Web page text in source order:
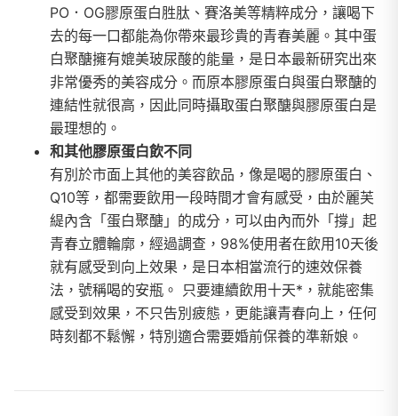
PO．OG膠原蛋白胜肽、賽洛美等精粹成分，讓喝下
去的每一口都能為你帶來最珍貴的青春美麗。其中蛋
白聚醣擁有媲美玻尿酸的能量，是日本最新研究出來
非常優秀的美容成分。而原本膠原蛋白與蛋白聚醣的
連結性就很高，因此同時攝取蛋白聚醣與膠原蛋白是
最理想的。
和其他膠原蛋白飲不同
有別於市面上其他的美容飲品，像是喝的膠原蛋白、
Q10等，都需要飲用一段時間才會有感受，由於麗芙
緹內含「蛋白聚醣」的成分，可以由內而外「撐」起
青春立體輪廓，經過調查，98%使用者在飲用10天後
就有感受到向上效果，是日本相當流行的速效保養
法，號稱喝的安瓶。 只要連續飲用十天*，就能密集
感受到效果，不只告別疲態，更能讓青春向上，任何
時刻都不鬆懈，特別適合需要婚前保養的準新娘。